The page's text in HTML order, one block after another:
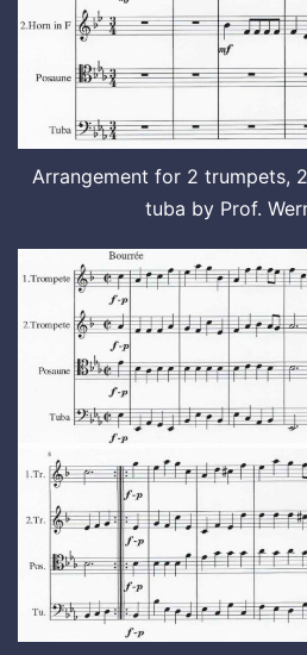
Arrangement for 2 trumpets,
tuba by Prof.